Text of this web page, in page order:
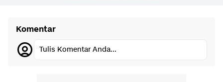
Komentar
Tulis Komentar Anda...